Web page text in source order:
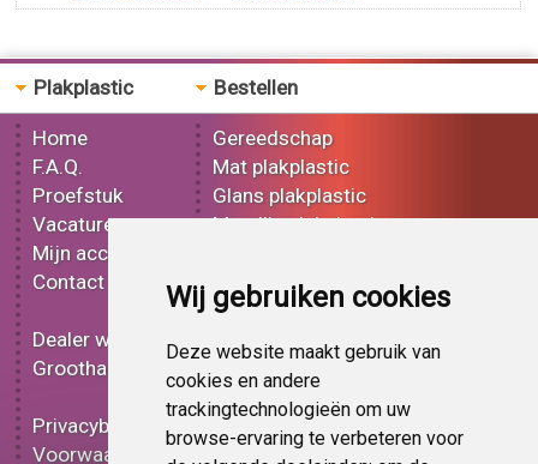
Wij gebruiken cookies
Deze website maakt gebruik van
cookies en andere
trackingtechnologieën om uw
browse-ervaring te verbeteren voor
Plakplastic
Home
F.A.Q.
Proefstuk
Vacatures
Mijn account
Contact
Dealer worden
Groothandel
Privacybeleid
Voorwaarden
Bestellen
Gereedschap
Mat plakplastic
Glans plakplastic
Metallic plakplastic
Effect plakplastic
Bedrukt plakplastic
Carbon plakplastic
Lampen folie
Functionele folie
Plakplastic korting
Op bestelling